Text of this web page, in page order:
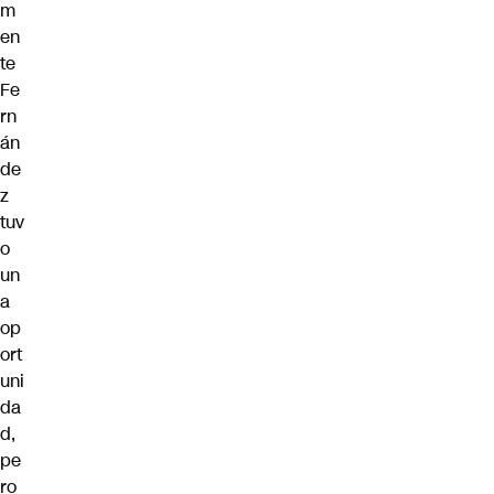
m
en
te
Fe
rn
án
de
z
tuv
o
un
a
op
ort
uni
da
d,
pe
ro